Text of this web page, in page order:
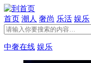
首页 潮人 奢尚 乐活 娱乐
中奢在线 娱乐